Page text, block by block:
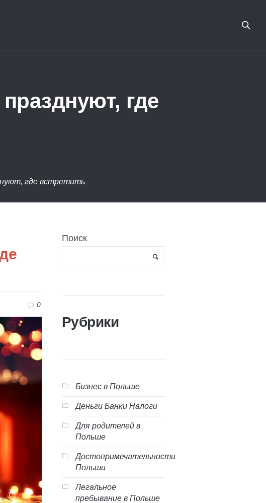
где
где встретить
0
Поиск
Рубрики
Бизнес в Польше
Деньги Банки Налоги
Для родителей в
Польше
Достопримечательности
Польши
Легальное
пребывание в Польше